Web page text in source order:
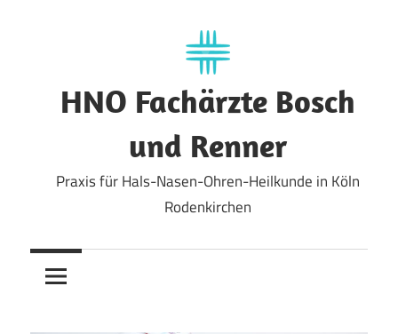
HNO Fachärzte Bosch
und Renner
Praxis für Hals-Nasen-Ohren-Heilkunde in Köln
Rodenkirchen